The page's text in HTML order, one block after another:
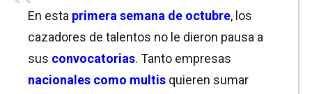
En esta primera semana de octubre, los
cazadores de talentos no le dieron pausa a
sus convocatorias. Tanto empresas
nacionales como multis quieren sumar